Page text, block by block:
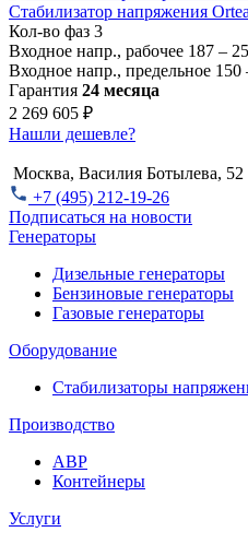
Стабилизатор напряжения
Кол-во фаз 3
Входное напр., рабочее 187 –
Входное напр., предельное 150
Гарантия 24 месяца
2 269 605 ₽
Нашли дешевле?
Москва, Василия Ботылева, 52
+7 (495) 212-19-26
Подписаться на новости
Генераторы
Дизельные генераторы
Бензиновые генераторы
Газовые генераторы
Оборудование
Стабилизаторы
Производство
АВР
Контейнеры
Услуги